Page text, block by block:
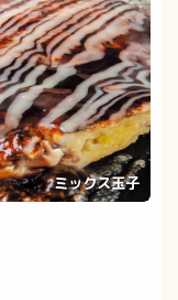
ミックス玉子